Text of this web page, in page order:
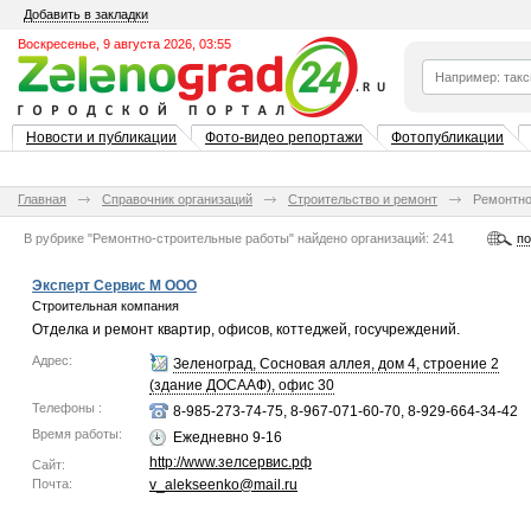
Добавить в закладки
Воскресенье, 9 августа 2026, 03:55
Новости и публикации Фото-видео репортажи Фотопубликации
Главная Справочник организаций Строительство и ремонт
В рубрике "Ремонтно-строительные работы" найдено организаций: 241
Эксперт Сервис М ООО
Строительная компания
Отделка и ремонт квартир, офисов, коттеджей, госучреждений.
Адрес:
Зеленоград, Сосновая аллея, дом 4, строение 2
(здание ДОСААФ), офис 30
Телефоны : 8-985-273-74-75, 8-967-071-60-70, 8-929-664-34-42
Время работы: Ежедневно 9-16
Сайт: http://www.зелсервис.рф
Почта: v_alekseenko@mail.ru